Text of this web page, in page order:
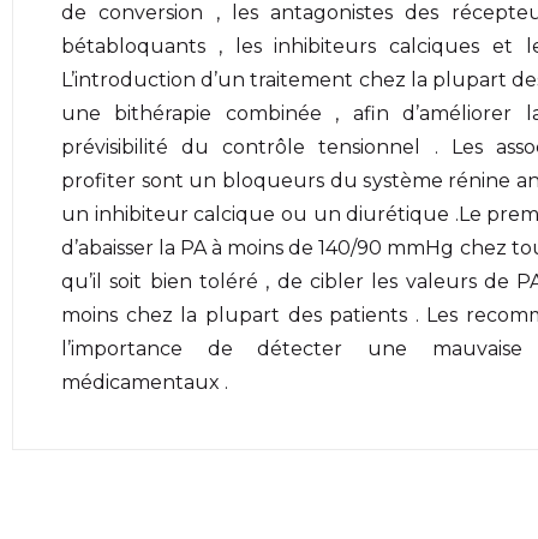
de conversion , les antagonistes des
bétabloquants , les inhibiteurs calciques et
L’introduction d’un traitement chez la plupart
une bithérapie combinée , afin d’améliorer
prévisibilité du contrôle tensionnel . Les
profiter sont un bloqueurs du système rénine
un inhibiteur calcique ou un diurétique .Le
d’abaisser la PA à moins de 140/90 mmHg chez
qu’il soit bien toléré , de cibler les valeurs de
moins chez la plupart des patients . Les
l’importance de détecter une
médicamentaux .